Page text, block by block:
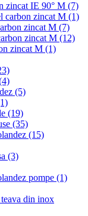
zincat IE 90° M (7)
carbon zincat M (1)
zincat M (7)
zincat M (12)
zincat M (1)
(5)
(19)
(35)
(15)
(3)
pompe (1)
din inox